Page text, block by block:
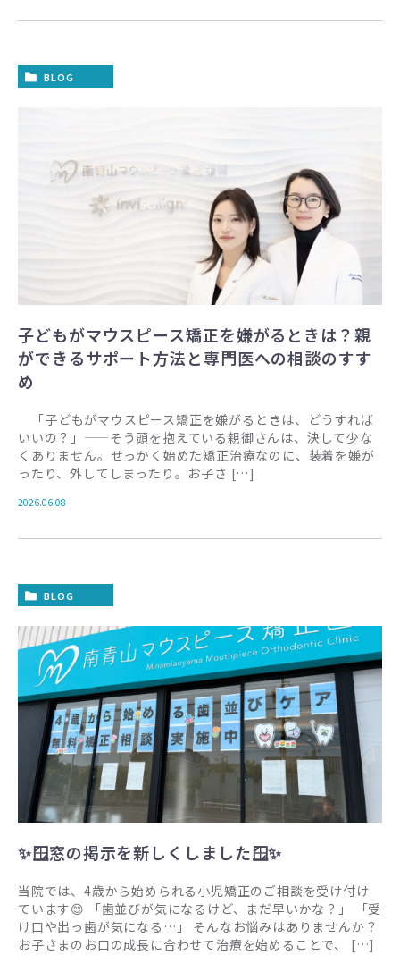
BLOG
子どもがマウスピース矯正を嫌がるときは？親
ができるサポート方法と専門医への相談のすす
め
「子どもがマウスピース矯正を嫌がるときは、どうすれば
いいの？」——そう頭を抱えている親御さんは、決して少な
くありません。せっかく始めた矯正治療なのに、装着を嫌が
ったり、外してしまったり。お子さ […]
2026.06.08
BLOG
✨🪟窓の掲示を新しくしました🪟✨
当院では、4歳から始められる小児矯正のご相談を受け付け
ています😊 「歯並びが気になるけど、まだ早いかな？」 「受
け口や出っ歯が気になる…」 そんなお悩みはありませんか？
お子さまのお口の成長に合わせて治療を始めることで、 […]